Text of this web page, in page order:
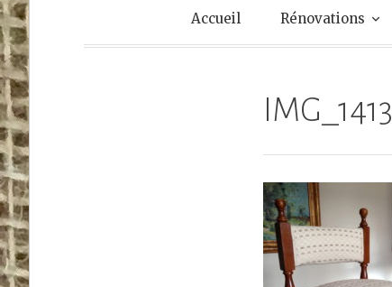
Accueil Rénovations
IMG_1413